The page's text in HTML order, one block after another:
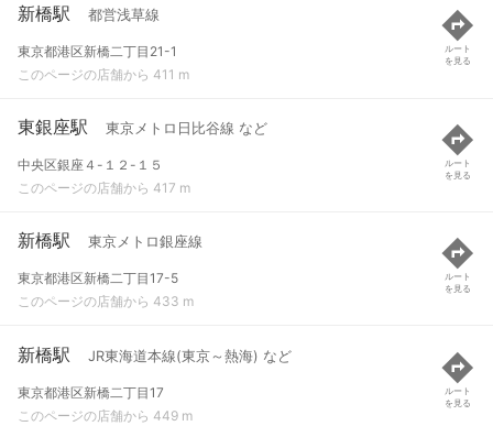
新橋駅 都営浅草線
東京都港区新橋二丁目21-1
このページの店舗から 411 m
ルート
を見る
東銀座駅 東京メトロ日比谷線 など
中央区銀座４-１２-１５
このページの店舗から 417 m
ルート
を見る
新橋駅 東京メトロ銀座線
東京都港区新橋二丁目17-5
このページの店舗から 433 m
ルート
を見る
新橋駅 JR東海道本線(東京～熱海) など
東京都港区新橋二丁目17
このページの店舗から 449 m
ルート
を見る